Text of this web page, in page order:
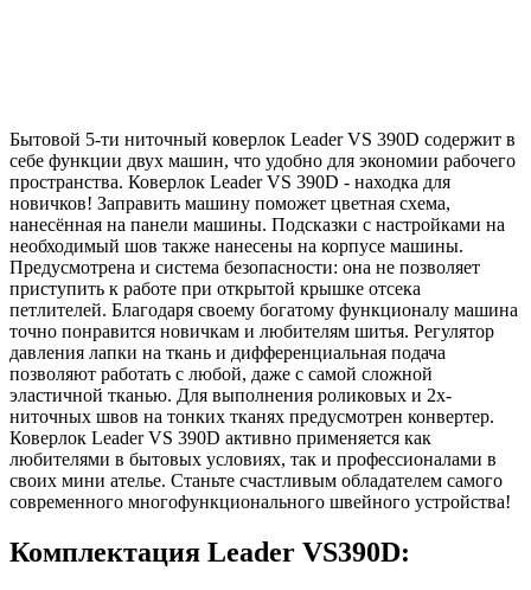
Бытовой 5-ти ниточный коверлок Leader VS 390D содержит в
себе функции двух машин, что удобно для экономии рабочего
пространства. Коверлок Leader VS 390D - находка для
новичков! Заправить машину поможет цветная схема,
нанесённая на панели машины. Подсказки с настройками на
необходимый шов также нанесены на корпусе машины.
Предусмотрена и система безопасности: она не позволяет
приступить к работе при открытой крышке отсека
петлителей. Благодаря своему богатому функционалу машина
точно понравится новичкам и любителям шитья. Регулятор
давления лапки на ткань и дифференциальная подача
позволяют работать с любой, даже с самой сложной
эластичной тканью. Для выполнения роликовых и 2х-
ниточных швов на тонких тканях предусмотрен конвертер.
Коверлок Leader VS 390D активно применяется как
любителями в бытовых условиях, так и профессионалами в
своих мини ателье. Станьте счастливым обладателем самого
современного многофункционального швейного устройства!
Комплектация Leader VS390D: